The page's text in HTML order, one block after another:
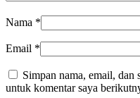
Nama *
Email *
Simpan nama, email, dan
untuk komentar saya